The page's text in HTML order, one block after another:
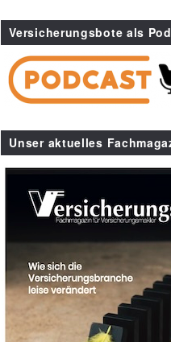
Versicherungsbote als
Unser aktuelles